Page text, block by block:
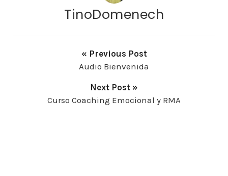
TinoDomenech
« Previous Post
Audio Bienvenida
Next Post »
Curso Coaching Emocional y RMA